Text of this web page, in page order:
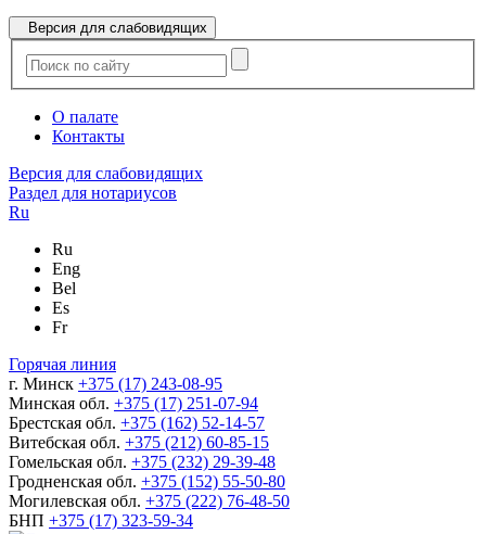
Версия для слабовидящих
О палате
Контакты
Версия для слабовидящих
Раздел для нотариусов
Ru
Ru
Eng
Bel
Es
Fr
Горячая линия
г. Минск +375 (17) 243-08-95
Минская обл. +375 (17) 251-07-94
Брестская обл. +375 (162) 52-14-57
Витебская обл. +375 (212) 60-85-15
Гомельская обл. +375 (232) 29-39-48
Гродненская обл. +375 (152) 55-50-80
Могилевская обл. +375 (222) 76-48-50
БНП +375 (17) 323-59-34